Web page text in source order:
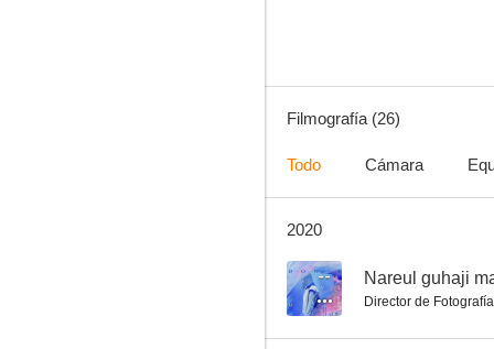
--
Filmografía (26)
Todo Cámara
2020
-- Nareul guhaji
Director de Fotografía